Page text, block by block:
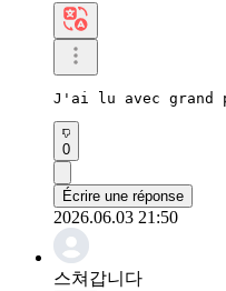
J'ai lu avec grand
0
Écrire une réponse
2026.06.03 21:50
스쳐갑니다